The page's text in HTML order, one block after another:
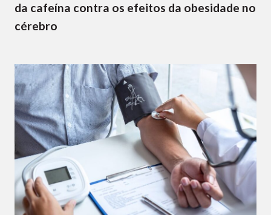
da cafeína contra os efeitos da obesidade no
cérebro